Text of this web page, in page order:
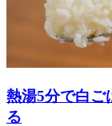
熱湯5分で白ご
る